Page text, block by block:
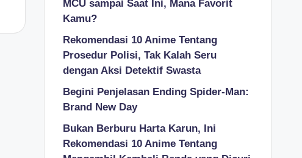
MCU sampai Saat Ini, Mana Favorit
Kamu?
Rekomendasi 10 Anime Tentang
Prosedur Polisi, Tak Kalah Seru
dengan Aksi Detektif Swasta
Begini Penjelasan Ending Spider-Man:
Brand New Day
Bukan Berburu Harta Karun, Ini
Rekomendasi 10 Anime Tentang